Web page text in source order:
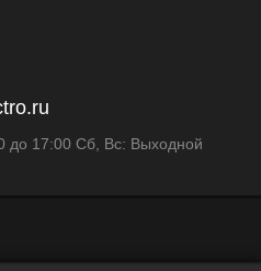
до 17:00 Сб, Вс: Выходной